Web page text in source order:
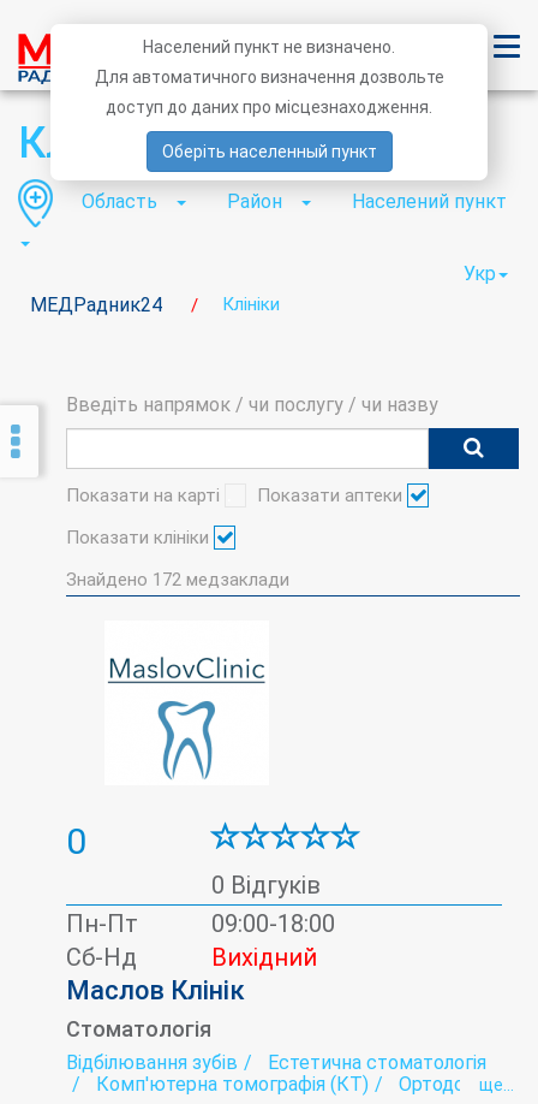
МЕДРадник24 / Клініки
Область Район Населений пункт
Укр
Клініки
Введіть напрямок / чи послугу / чи назву
Показати на карті
Показати аптеки
Показати клініки
Знайдено 172 медзаклади
0
0 Відгуків
Пн-Пт
09:00-18:00
Сб-Нд
Вихідний
Маслов Клінік
Стоматологія
Відбілювання зубів
Естетична стоматологія
Комп'ютерна томографія (КТ)
Ортодонтія
ще...
Населений пункт не визначено.
Для автоматичного визначення дозвольте
доступ до даних про місцезнаходження.
Оберіть населенный пункт